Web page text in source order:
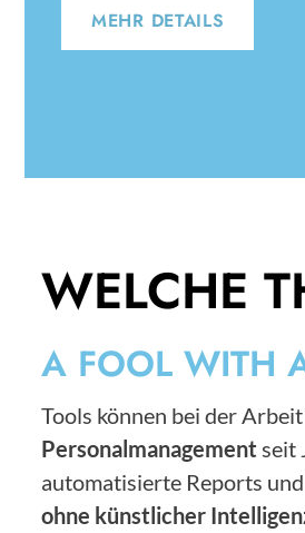
MEHR DETAILS
WELCHE
A FOOL WITH
Tools können bei der
Personalmanagement seit
automatisierte Reports
ohne künstlicher